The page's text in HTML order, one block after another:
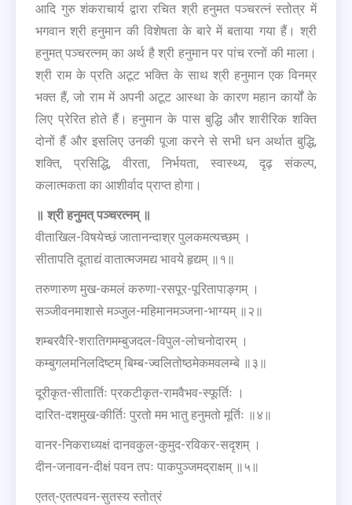
आदि गुरु शंकराचार्य द्वारा रचित श्री हनुमत पञ्चरत्नं स्तोत्र में
भगवान श्री हनुमान की विशेषता के बारे में बताया गया हैं। श्री
हनुमत् पञ्चरत्नम् का अर्थ है श्री हनुमान पर पांच रत्नों की माला।
श्री राम के प्रति अटूट भक्ति के साथ श्री हनुमान एक विनम्र
भक्त हैं, जो राम में अपनी अटूट आस्था के कारण महान कार्यों के
लिए प्रेरित होते हैं। हनुमान के पास बुद्धि और शारीरिक शक्ति
दोनों हैं और इसलिए उनकी पूजा करने से सभी धन अर्थात बुद्धि,
शक्ति, प्रसिद्धि, वीरता, निर्भयता, स्वास्थ्य, दृढ़ संकल्प,
कलात्मकता का आशीर्वाद प्राप्त होगा।
॥ श्री हनुमत् पञ्चरत्नम् ॥
वीताखिल-विषयेच्छं जातानन्दाश्र पुलकमत्यच्छम् ।
सीतापति दूताद्यं वातात्मजमद्य भावये हृद्यम् ॥१॥
तरुणारुण मुख-कमलं करुणा-रसपूर-पूरितापाङ्गम् ।
सञ्जीवनमाशासे मञ्जुल-महिमानमञ्जना-भाग्यम् ॥२॥
शम्बरवैरि-शरातिगमम्बुजदल-विपुल-लोचनोदारम् ।
कम्बुगलमनिलदिष्टम् बिम्ब-ज्वलितोष्ठमेकमवलम्बे ॥३॥
दूरीकृत-सीतार्तिः प्रकटीकृत-रामवैभव-स्फूर्तिः ।
दारित-दशमुख-कीर्तिः पुरतो मम भातु हनुमतो मूर्तिः ॥४॥
वानर-निकराध्यक्षं दानवकुल-कुमुद-रविकर-सदृशम् ।
दीन-जनावन-दीक्षं पवन तपः पाकपुञ्जमद्राक्षम् ॥५॥
एतत्-एतत्पवन-सुतस्य स्तोत्रं